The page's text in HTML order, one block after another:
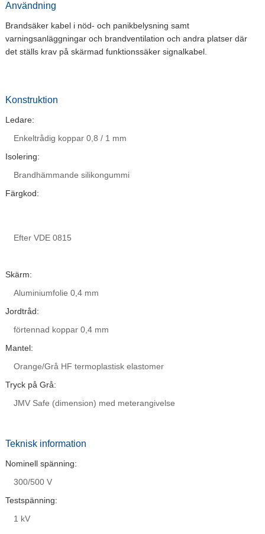
Användning
Brandsäker kabel i nöd- och panikbelysning samt
varningsanläggningar och brandventilation och andra platser där
det ställs krav på skärmad funktionssäker signalkabel.
Konstruktion
Ledare:
Enkeltrådig koppar 0,8 / 1 mm
Isolering:
Brandhämmande silikongummi
Färgkod:
Efter VDE 0815
Skärm:
Aluminiumfolie 0,4 mm
Jordtråd:
förtennad koppar 0,4 mm
Mantel:
Orange/Grå HF termoplastisk elastomer
Tryck på Grå:
JMV Safe (dimension) med meterangivelse
Teknisk information
Nominell spänning:
300/500 V
Testspänning:
1 kV